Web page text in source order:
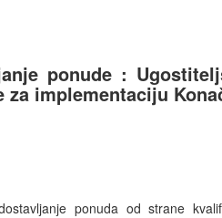
ponude :
za implementaciju
ponuda od strane